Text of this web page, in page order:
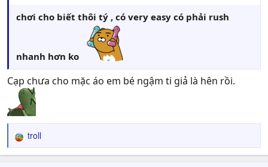
chơi cho biết thôi tý , có very easy có phải rush
nhanh hơn ko
Cạp chưa cho mặc áo em bé ngậm ti giả là hên rồi.
R
e
troll